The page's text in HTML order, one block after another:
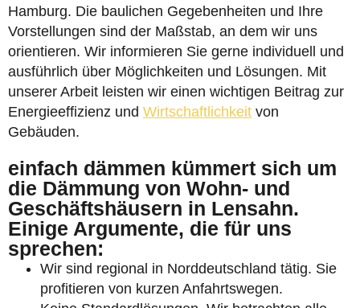
Hamburg. Die baulichen Gegebenheiten und Ihre
Vorstellungen sind der Maßstab, an dem wir uns
orientieren. Wir informieren Sie gerne individuell und
ausführlich über Möglichkeiten und Lösungen. Mit
unserer Arbeit leisten wir einen wichtigen Beitrag zur
Energieeffizienz und Wirtschaftlichkeit von
Gebäuden.
einfach dämmen kümmert sich um
die Dämmung von Wohn- und
Geschäftshäusern in Lensahn.
Einige Argumente, die für uns
sprechen:
Wir sind regional in Norddeutschland tätig. Sie
profitieren von kurzen Anfahrtswegen.